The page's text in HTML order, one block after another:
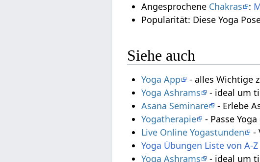
Angesprochene Chakras :
Popularität: Diese Yoga
Siehe auch
Yoga App
- alles Wichtige
Yoga Ashrams
- ideal um
Asana Seminare
- Erlebe
Yogatherapie
- Passe
Live Online Yogastunden
-
Yoga Übungen Liste von A-Z
Yoga Ashrams
- ideal um